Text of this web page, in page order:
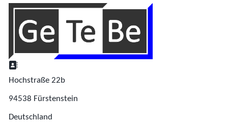
Adresse:
Hochstraße 22b
94538 Fürstenstein
Deutschland